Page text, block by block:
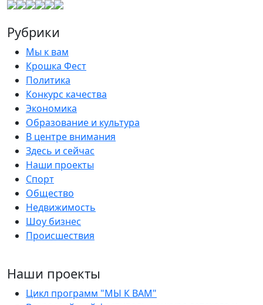
Рубрики
Мы к вам
Крошка Фест
Политика
Конкурс качества
Экономика
Образование и культура
В центре внимания
Здесь и сейчас
Наши проекты
Спорт
Общество
Недвижимость
Шоу бизнес
Происшествия
Наши проекты
Цикл программ "МЫ К ВАМ"